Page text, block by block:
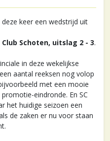
keer een wedstrijd uit
Schoten, uitslag 2 - 3.
in deze wekelijkse
aantal reeksen nog volop
met een mooie
eindronde. En SC
het huidige seizoen een
de zaken er nu voor staan